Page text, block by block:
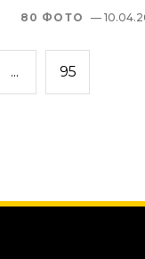
80 ФОТО —
... 95